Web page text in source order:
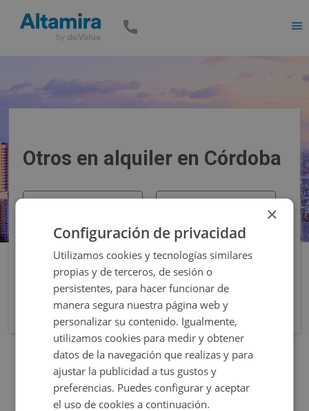
Otros en alquiler en Córdoba
×
Configuración de privacidad
Utilizamos cookies y tecnologías similares
propias y de terceros, de sesión o
persistentes, para hacer funcionar de
manera segura nuestra página web y
personalizar su contenido. Igualmente,
utilizamos cookies para medir y obtener
datos de la navegación que realizas y para
ajustar la publicidad a tus gustos y
preferencias. Puedes configurar y aceptar
el uso de cookies a continuación.